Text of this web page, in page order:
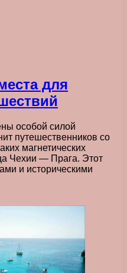
для
особой силой
путешественников со
магнетических
Чехии — Прага. Этот
и историческими